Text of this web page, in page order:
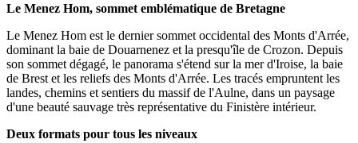
Le Menez Hom, sommet emblématique de Bretagne
Le Menez Hom est le dernier sommet occidental des Monts d'Arrée,
dominant la baie de Douarnenez et la presqu'île de Crozon. Depuis
son sommet dégagé, le panorama s'étend sur la mer d'Iroise, la baie
de Brest et les reliefs des Monts d'Arrée. Les tracés empruntent les
landes, chemins et sentiers du massif de l'Aulne, dans un paysage
d'une beauté sauvage très représentative du Finistère intérieur.
Deux formats pour tous les niveaux